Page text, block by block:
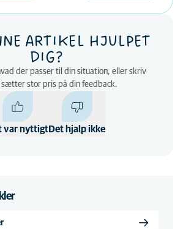
ARTIKEL HJULPET
DIG?
der passer til din situation, eller skriv
sætter stor pris på din feedback.
var nyttigtDet hjalp ikke